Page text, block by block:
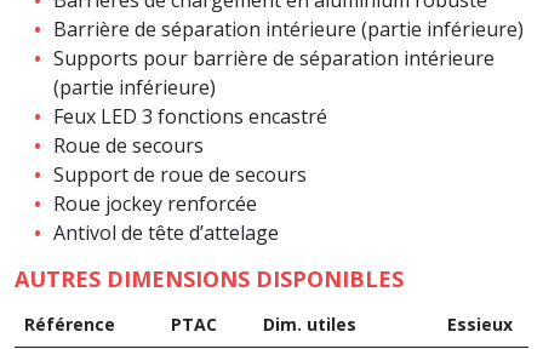
Barrière de séparation intérieure (partie inférieure)
Supports pour barrière de séparation intérieure
(partie inférieure)
Feux LED 3 fonctions encastré
Roue de secours
Support de roue de secours
Roue jockey renforcée
Antivol de tête d’attelage
AUTRES DIMENSIONS DISPONIBLES
Référence PTAC Dim. utiles
Essieux